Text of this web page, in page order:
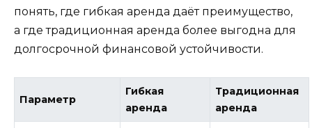
понять, где гибкая аренда даёт преимущество,
а где традиционная аренда более выгодна для
долгосрочной финансовой устойчивости.
Параметр
Гибкая
аренда
Традиционная
аренда